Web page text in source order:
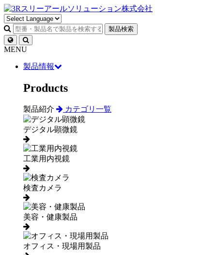
製品検索
MENU
製品情報
Products
製品紹介 カテゴリ一覧
デジタル顕微鏡
工業用内視鏡
検査カメラ
美容・健康製品
オフィス・現場用製品